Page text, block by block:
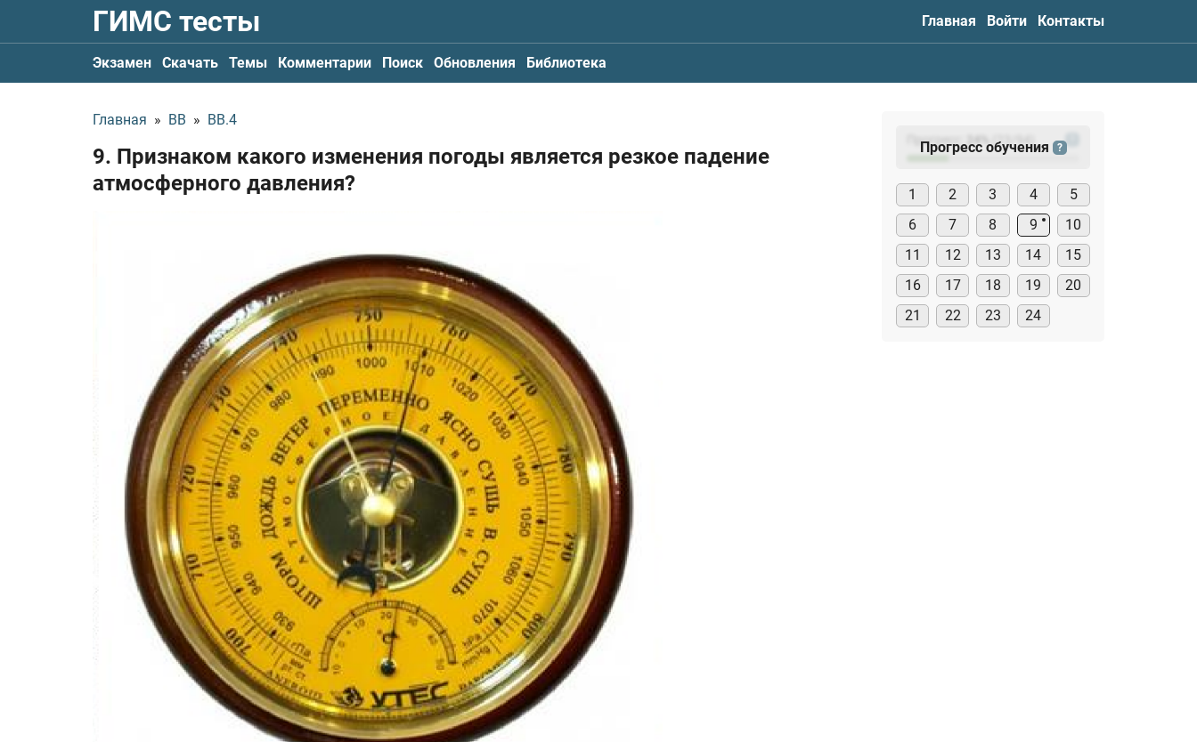
ГИМС тесты Главная Войти Контакты
Экзамен Скачать Темы Комментарии Поиск Обновления Библиотека
Главная » ВВ » ВВ.4
9. Признаком какого изменения погоды является резкое падение
атмосферного давления?
Прогресс: (23
Прогресс обучения ?
1 2 3 4
5
6
7 8 9
10
11
12 13 14
15
16
17 18 19
20
21
22 23 24